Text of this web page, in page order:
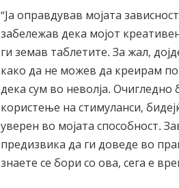
“Ја оправдував мојата
забележав дека мојот
ги земав таблетите. За жал,
како да не можев да креирам
дека сум во неволја.
користење на стимуланси,
уверен во мојата способност.
предизвика да ги доведе во
знаете се бори со ова, сега е